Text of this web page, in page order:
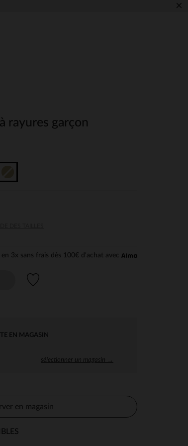
×
rayures garçon
en 3x sans frais dès 100€ d'achat avec
EN MAGASIN
sélectionner un magasin →
en magasin